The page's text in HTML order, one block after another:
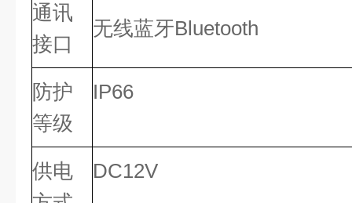
通讯
接口
无线蓝牙Bluetooth
防护
等级
IP66
供电
DC12V